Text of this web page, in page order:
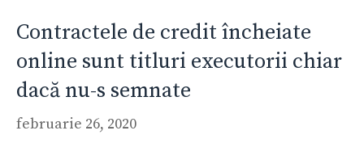
Contractele de credit încheiate
online sunt titluri executorii chiar
dacă nu-s semnate
februarie 26, 2020